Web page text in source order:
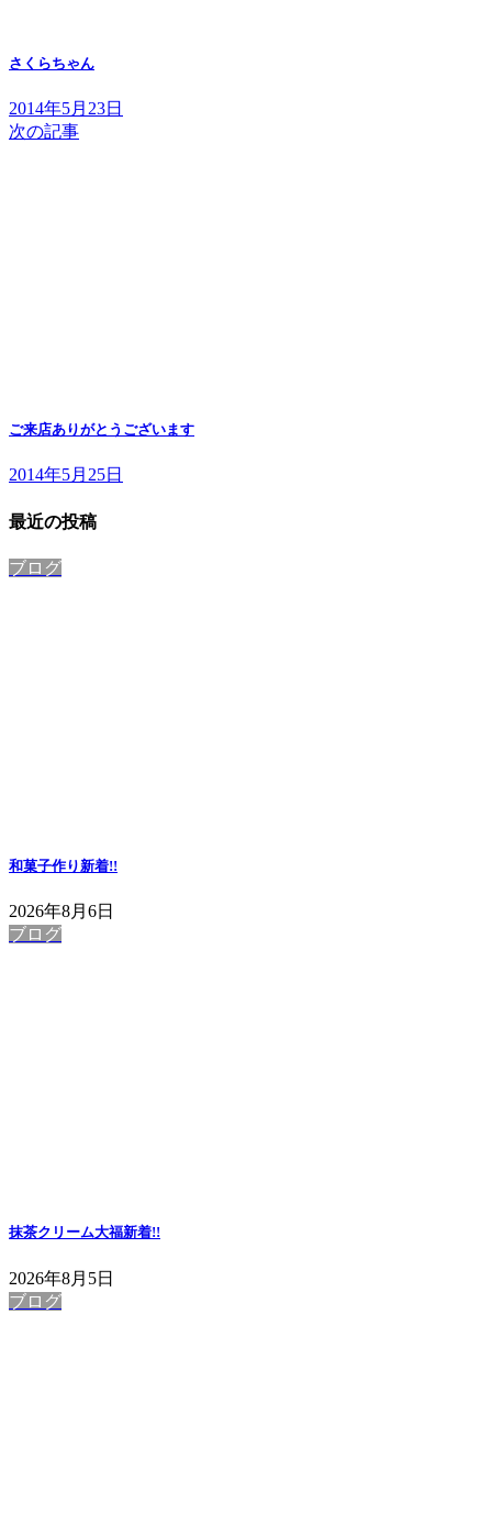
さくらちゃん
2014年5月23日
次の記事
ご来店ありがとうございます
2014年5月25日
最近の投稿
ブログ
和菓子作り新着!!
2026年8月6日
ブログ
抹茶クリーム大福新着!!
2026年8月5日
ブログ